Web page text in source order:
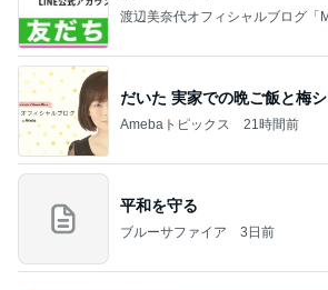
渡辺美奈代オフィシャルブログ「
だいた 実家での晩ご飯と梅
Amebaトピックス 21時間前
平和を守る
ブルーサファイア 3日前